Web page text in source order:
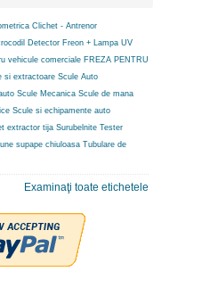
Clichet - Antrenor
Detector Freon + Lampa UV
vehicule comerciale FREZA PENTRU
si extractoare Scule Auto
Scule Mecanica Scule de mana
Scule si echipamente auto
extractor tija Surubelnite Tester
supape chiuloasa Tubulare de
Examinaţi toate etichetele